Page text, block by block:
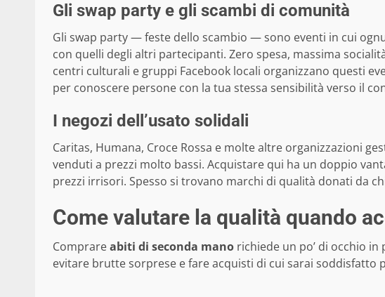
Gli swap party e gli scambi di comunità
Gli swap party — feste dello scambio — sono eventi in cui
con quelli degli altri partecipanti. Zero spesa, massima
centri culturali e gruppi Facebook locali organizzano questi
per conoscere persone con la tua stessa sensibilità verso il
I negozi dell’usato solidali
Caritas, Humana, Croce Rossa e molte altre organizzazioni
venduti a prezzi molto bassi. Acquistare qui ha un doppio
prezzi irrisori. Spesso si trovano marchi di qualità donati da
Come valutare la qualità quando
Comprareabiti di seconda mano richiede un po’ di occhio
evitare brutte sorprese e fare acquisti di cui sarai soddisfatto